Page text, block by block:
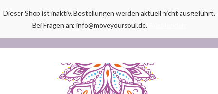
Dieser Shop ist inaktiv. Bestellungen werden aktuell nicht ausgeführt.
Bei Fragen an: info@moveyoursoul.de.